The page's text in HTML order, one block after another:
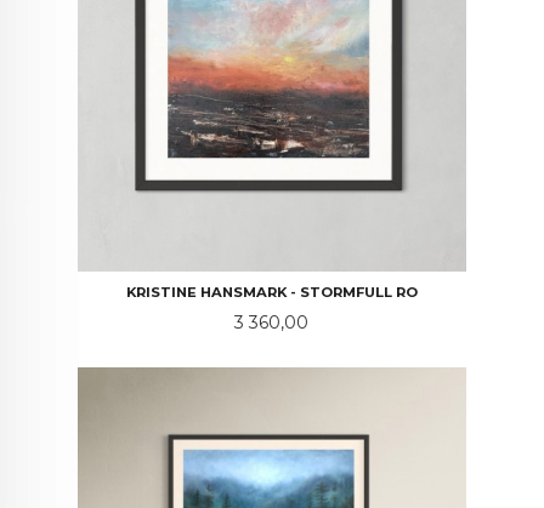
KRISTINE HANSMARK - STORMFULL RO
Pris
3 360,00